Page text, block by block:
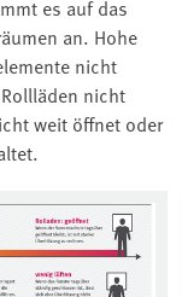
es auf das
an. Hohe
nicht
nicht
weit öffnet oder